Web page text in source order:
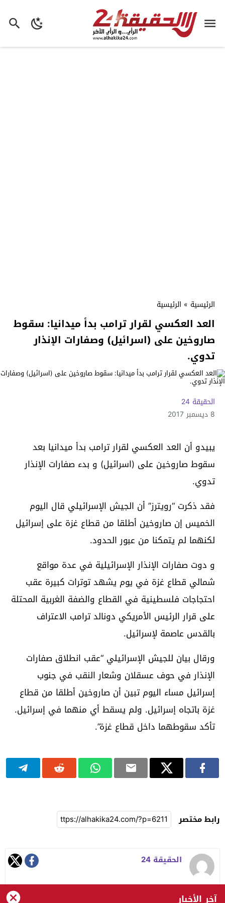
الرئيسية » الرئيسية
العد العكسي لقرار ترامب بدأ ميدانيا: سقوط
صاروخين على (اسرائيل) وصفارات الإنذار
تدوي.
الحقيقة 24
8 ديسمبر 2017
يبيدو أن العد العكسي لقرار ترامب بدأ ميدانيا بعد
سقوط صاروخين على (اسرائيل) و بدء صفارات الإنذار
تدوي.
فقد ذكرت “رويترز” أن الجيش الإسرائيلي قال اليوم
الخميس إن صاروخين أطلقا من قطاع غزة على إسرائيل
لكنهما لم يتمكنا من عبور الحدود.
و دوت صفارات الإنذار الإسرائيلية في عدة مواقع
شمالي قطاع غزة في يوم يشهد توترات كبيرة عقب
احتجاجات فلسطينية في القطاع والضفة الغربية المحتلة
على قرار الرئيس الأمريكي دونالد ترامب الاعتراف
بالقدس عاصمة لإسرائيل.
ورقال بيان للجيش الإسرائيلي “عقب انطلاق صفارات
الإنذار في حوف عسقلان وشعار النقب في جنوب
إسرائيل مساء اليوم تبين أن صاروخين أطلقا من قطاع
غزة باتجاه إسرائيل. ولم يسقط أي منهما في إسرائيل.
تأكد سقوطهما داخل قطاع غزة”.
رابط مختصر
الحقيقة 24
آخر الأخبار